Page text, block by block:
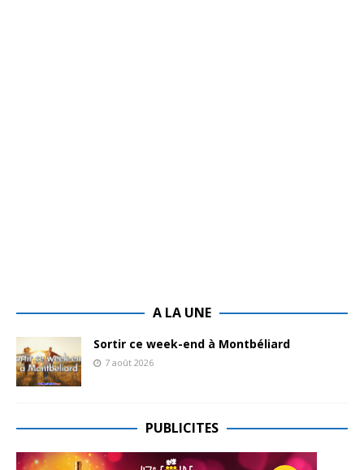
A LA UNE
Sortir ce week-end à Montbéliard
7 août 2026
PUBLICITES